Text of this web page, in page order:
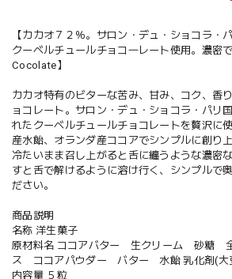
【カカオ７２％。サロン・デュ・ショコラ・
クーベルチュールチョコ―レート使用。濃密
Cocolate】
カカオ特有のビターな苦み、甘み、コク、香
ョコレート。サロン・デュ・ショコラ・パリ
れたクーベルチュールチョコレートを贅沢に
産水飴、オランダ産ココアでシンプルに創り
冷たいまま召し上がると舌に纏うような濃密
すと舌で解けるように溶け行く、シンプルで
ださい。
商品説明
名称 洋生菓子
原材料名 ココアバター 生クリーム 砂糖
ス ココアパウダー バター 水飴 乳化剤(大
内容量 ５粒